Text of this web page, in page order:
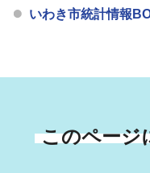
いわき市統計情報
このページ